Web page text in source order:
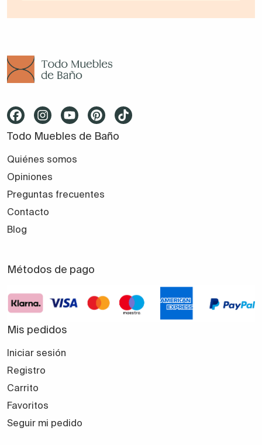
Todo Muebles de Baño
Quiénes somos
Opiniones
Preguntas frecuentes
Contacto
Blog
Métodos de pago
Mis pedidos
Iniciar sesión
Registro
Carrito
Favoritos
Seguir mi pedido